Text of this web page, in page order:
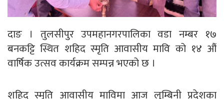
दाङ । तुलसीपुर उपमहानगरपालिका वडा नम्बर १७
बनकट्टि स्थित शहिद स्मृति आवासीय मावि को १४ औं
वार्षिक उत्सव कार्यक्रम सम्पन्न भएको छ ।
शहिद स्मृति आवासीय माविमा आज लुम्बिनी प्रदेशका